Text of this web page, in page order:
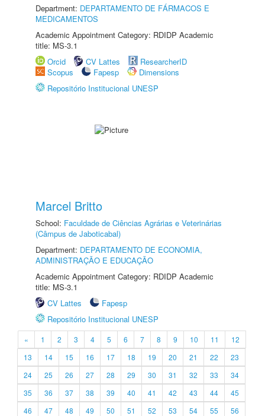
Department: DEPARTAMENTO DE FÁRMACOS E
MEDICAMENTOS
Academic Appointment Category: RDIDP Academic
title: MS-3.1
Orcid
CV Lattes
ResearcherID
Scopus
Fapesp
Dimensions
Repositório Institucional UNESP
Marcel Britto
School: Faculdade de Ciências Agrárias e Veterinárias
(Câmpus de Jaboticabal)
Department: DEPARTAMENTO DE ECONOMIA,
ADMINISTRAÇÃO E EDUCAÇÃO
Academic Appointment Category: RDIDP Academic
title: MS-3.1
CV Lattes
Fapesp
Repositório Institucional UNESP
« 1 2 3 4 5 6 7 8 9 10 11
12
13
14 15 16 17 18 19 20 21 22
23
24
25 26 27 28 29 30 31 32 33
34
35
36 37 38 39 40 41 42 43 44
45
46
47 48 49 50 51 52 53 54 55
56